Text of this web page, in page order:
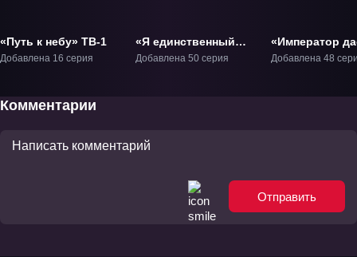
«Путь к небу» ТВ-1
Добавлена 16 серия
«Я единственный
бог» ТВ-1
Добавлена 50 серия
«Император
ТВ-1
Добавлена 48
Комментарии
Отправить